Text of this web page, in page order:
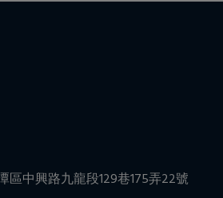
區中興路九龍段129巷175弄22號